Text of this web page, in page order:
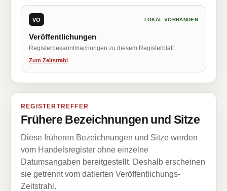
VÖ LOKAL VORHANDEN
Veröffentlichungen
Registerbekanntmachungen zu diesem Registerblatt.
Zum Zeitstrahl
REGISTERTREFFER
Frühere Bezeichnungen und Sitze
Diese früheren Bezeichnungen und Sitze werden
vom Handelsregister ohne einzelne
Datumsangaben bereitgestellt. Deshalb erscheinen
sie getrennt vom datierten Veröffentlichungs-
Zeitstrahl.